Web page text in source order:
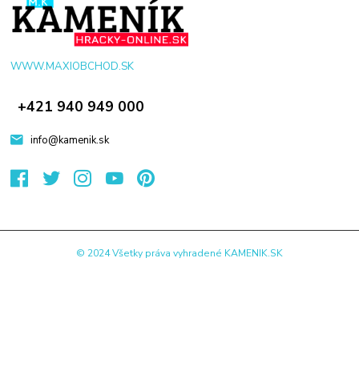
WWW.MAXIOBCHOD.SK
+421 940 949 000
info@kamenik.sk
© 2024 Všetky práva vyhradené KAMENIK.SK